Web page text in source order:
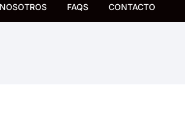
NOSOTROS FAQS CONTACTO